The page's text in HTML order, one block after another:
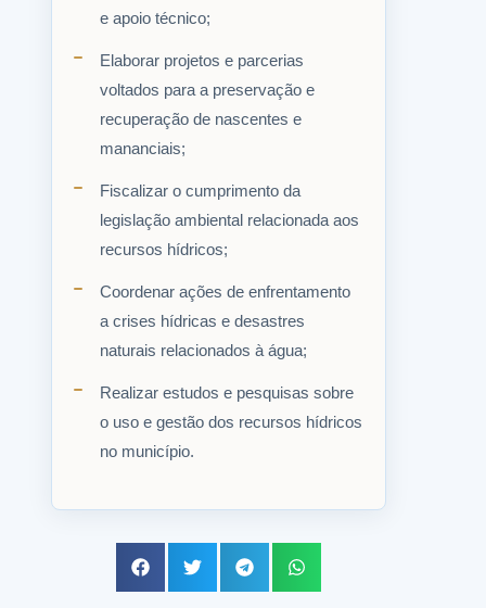
e apoio técnico;
Elaborar projetos e parcerias
voltados para a preservação e
recuperação de nascentes e
mananciais;
Fiscalizar o cumprimento da
legislação ambiental relacionada aos
recursos hídricos;
Coordenar ações de enfrentamento
a crises hídricas e desastres
naturais relacionados à água;
Realizar estudos e pesquisas sobre
o uso e gestão dos recursos hídricos
no município.